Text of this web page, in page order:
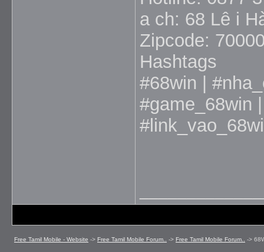
a ch: 68 Lê i
Zipcode:
Hashtags
#68win |
#game_68win
Free Tamil Mobile - Website -> Free Tamil Mobile Forum.. -> Free Tamil Mobile Forum.. ->